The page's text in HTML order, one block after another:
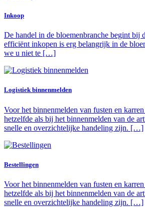
Inkoop
De handel in de bloemenbranche begint bij
efficiënt inkopen is erg belangrijk in de
we u niet te […]
Logistiek binnenmelden
Voor het binnenmelden van fusten en
hetzelfde als bij het binnenmelden van de
snelle en overzichtelijke handeling zijn. […]
Bestellingen
Voor het binnenmelden van fusten en
hetzelfde als bij het binnenmelden van de
snelle en overzichtelijke handeling zijn. […]